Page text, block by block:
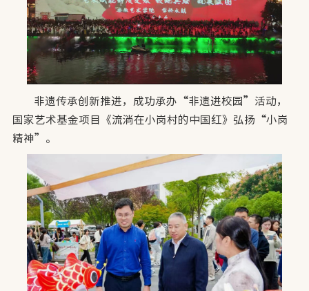
非遗传承创新推进，成功承办“非遗进校园”活动，
国家艺术基金项目《流淌在小岗村的中国红》弘扬“小岗
精神”。